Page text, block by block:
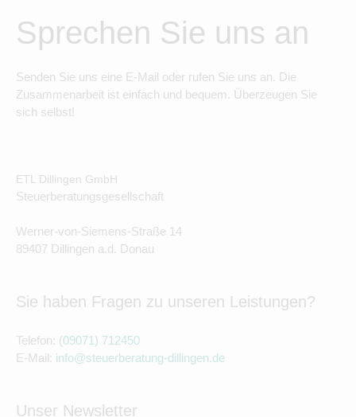
Sprechen Sie uns an
Senden Sie uns eine E-Mail oder rufen Sie uns an. Die
Zusammenarbeit ist einfach und bequem. Überzeugen Sie
sich selbst!
ETL Dillingen GmbH
Steuerberatungsgesellschaft
Werner-von-Siemens-Straße 14
89407 Dillingen a.d. Donau
Sie haben Fragen zu unseren Leistungen?
Telefon: (09071) 712450
E-Mail: info@steuerberatung-dillingen.de
Unser Newsletter